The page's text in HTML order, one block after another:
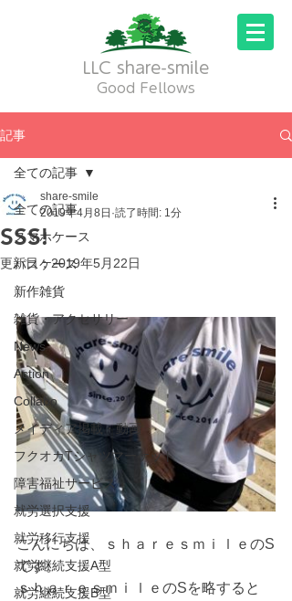
LLC share-smile
Good Fellows
記事
全ての記事
スマホケース
パスケース
新作雑貨
雑貨・アクセサリー
News
Action
Collabo
メイディア掲載・動画
フクオカTシャツマーケット
障害福祉サービス
就労選択支援
就労移行支援
就労継続支援A型
就労継続支援B型
全ての記事
SSS!
share-smile
2019年4月8日 読了時間: 1分
更新日：2019年5月22日
こんにちは、ｓｈａｒｅｓｍｉｌｅのS
です。
ｓｈａｒｅｓｍｉｌｅのSを略すると